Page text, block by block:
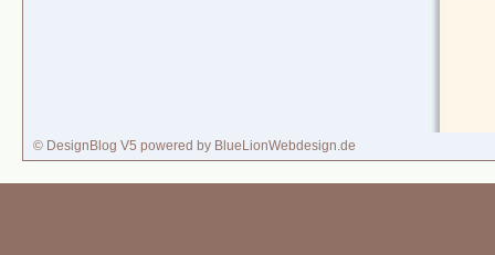
© DesignBlog V5 powered by BlueLionWebdesign.de